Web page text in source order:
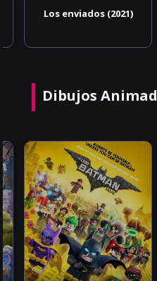
Los enviados (2021)
Dibujos